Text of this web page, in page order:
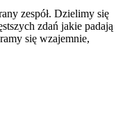
zespół. Dzielimy się
zdań jakie padają
się wzajemnie,